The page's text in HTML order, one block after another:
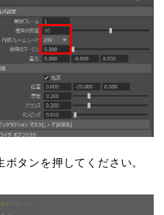
タンを押してください。